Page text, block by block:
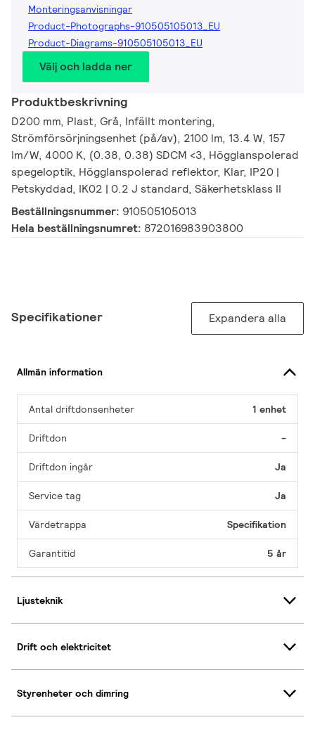
Monteringsanvisningar
Product-Photographs-910505105013_EU
Product-Diagrams-910505105013_EU
Välj och ladda ner
Produktbeskrivning
D200 mm, Plast, Grå, Infällt montering,
Strömförsörjningsenhet (på/av), 2100 lm, 13.4 W, 157
lm/W, 4000 K, (0.38, 0.38) SDCM <3, Högglanspolerad
spegeloptik, Högglanspolerad reflektor, Klar, IP20 |
Petskyddad, IK02 | 0.2 J standard, Säkerhetsklass II
Beställningsnummer: 910505105013
Hela beställningsnumret: 872016983903800
Specifikationer Expandera alla
Allmän information
Antal driftdonsenheter 1 enhet
Driftdon -
Driftdon ingår Ja
Service tag Ja
Värdetrappa Specifikation
Garantitid 5 år
Ljusteknik
Drift och elektricitet
Styrenheter och dimring